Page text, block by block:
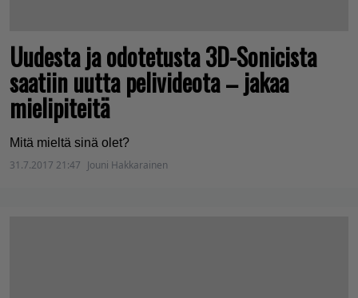
Uudesta ja odotetusta 3D-Sonicista
saatiin uutta pelivideota – jakaa
mielipiteitä
Mitä mieltä sinä olet?
31.7.2017 21:47 Jouni Hakkarainen